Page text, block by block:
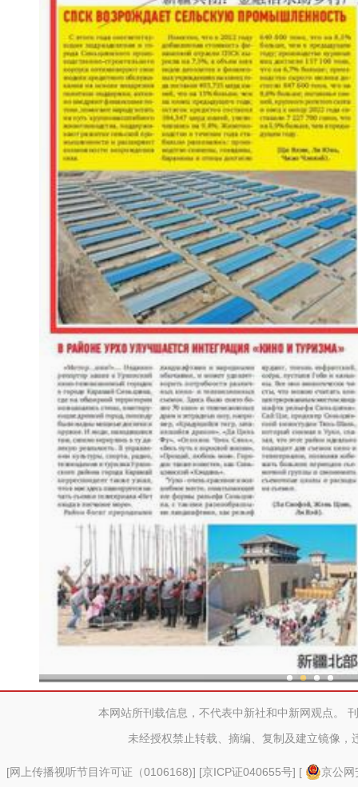
本网站所刊载信息，不代表中新社和中新网观点。
未经授权禁止转载、摘编、复制及建立镜像，
[网上传播视听节目许可证（0106168)] [京ICP证040655号] [
京公